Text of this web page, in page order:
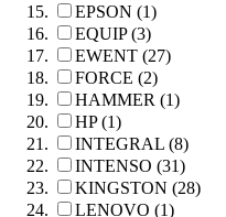
EPSON (1)
EQUIP (3)
EWENT (27)
FORCE (2)
HAMMER (1)
HP (1)
INTEGRAL (8)
INTENSO (31)
KINGSTON (28)
LENOVO (1)